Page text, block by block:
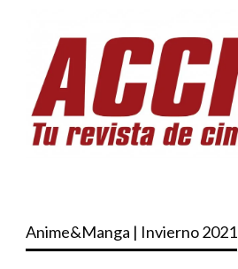
Anime&Manga | Invierno 2021